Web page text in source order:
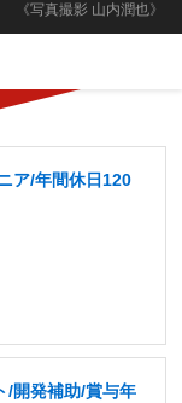
《写真撮影 山内潤也》
ア/年間休日120
/開発補助/賞与年